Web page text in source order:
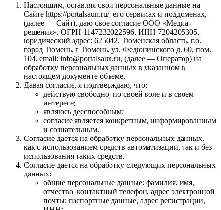
Настоящим, оставляя свои персональные данные на
Сайте https://portalsaun.ru/, его сервисах и поддоменах,
(далее — Сайт), даю свое согласие ООО «Медиа-
решения», ОГРН 1147232022596, ИНН 7204205305,
юридический адрес: 625042, Тюменская область, г.о.
город Тюмень, г Тюмень, ул. Федюнинского д. 60, пом.
104, email: info@portalsaun.ru, (далее — Оператор) на
обработку персональных данных в указанном в
настоящем документе объеме.
Давая согласие, я подтверждаю, что:
действую свободно, по своей воле и в своем
интересе;
являюсь дееспособным;
согласие является конкретным, информированным
и сознательным.
Согласие дается на обработку персональных данных,
как с использованием средств автоматизации, так и без
использования таких средств.
Согласие дается на обработку следующих персональных
данных:
общие персональные данные: фамилия, имя,
отчество; контактный телефон, адрес электронной
почты; паспортные данные, адрес регистрации,